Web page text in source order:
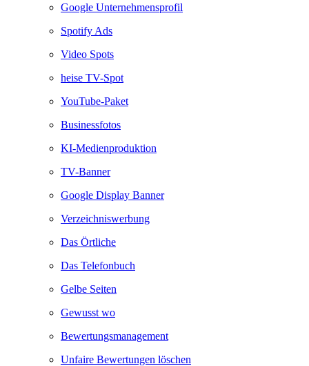
Google Unternehmensprofil
Spotify Ads
Video Spots
heise TV-Spot
YouTube-Paket
Businessfotos
KI-Medienproduktion
TV-Banner
Google Display Banner
Verzeichniswerbung
Das Örtliche
Das Telefonbuch
Gelbe Seiten
Gewusst wo
Bewertungsmanagement
Unfaire Bewertungen löschen